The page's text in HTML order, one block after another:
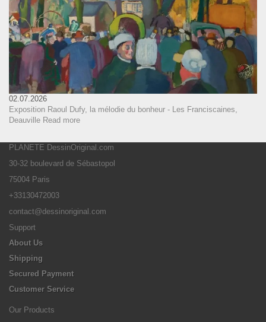
02.07.2026
Exposition Raoul Dufy, la mélodie du bonheur - Les Franciscaines,
Deauville Read more
PLANETE DessinOriginal.com
30-32 boulevard de Sébastopol
75004 Paris
+33130472003
contact@dessinoriginal.com
Support
About Us
Shipping
Secured Payment
Customer Service
Our Products